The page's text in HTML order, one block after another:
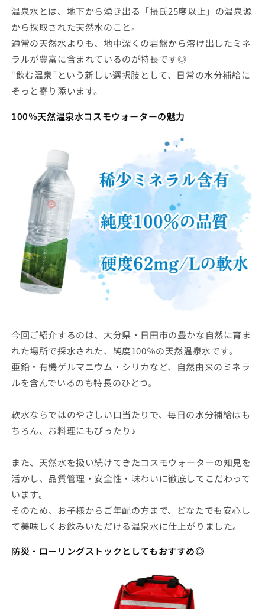
温泉水とは、地下から湧き出る「摂氏25度以上」の温泉源
から採取された天然水のこと。
通常の天然水よりも、地中深くの岩盤から溶け出したミネ
ラルが豊富に含まれているのが特長です◎
“飲む温泉”という新しい選択肢として、日常の水分補給に
そっと寄り添います。
100％天然温泉水コスモウォーターの魅力
今回ご紹介するのは、大分県・日田市の豊かな自然に育ま
れた場所で採水された、純度100％の天然温泉水です。
亜鉛・有機ゲルマニウム・シリカなど、自然由来のミネラ
ルを含んでいるのも特長のひとつ。
軟水ならではのやさしい口当たりで、毎日の水分補給はも
ちろん、お料理にもぴったり♪
また、天然水を扱い続けてきたコスモウォーターの知見を
活かし、品質管理・安全性・味わいに徹底してこだわって
います。
そのため、お子様からご年配の方まで、どなたでも安心し
て美味しくお飲みいただける温泉水に仕上がりました。
防災・ローリングストックとしてもおすすめ◎